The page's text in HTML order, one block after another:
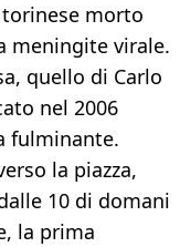
morto
meningite virale.
quello di Carlo
nel 2006
fulminante.
la piazza,
10 di domani
la prima